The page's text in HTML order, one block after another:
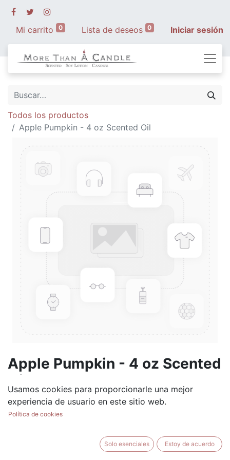
Mi carrito 0 Lista de deseos 0 Iniciar sesión
Todos los productos
Apple Pumpkin - 4 oz Scented Oil
Apple Pumpkin - 4 oz Scented
Oil
(0 reseña)
$19.99
Usamos cookies para proporcionarle una mejor
experiencia de usuario en este sitio web.
Política de cookies
Solo esenciales Estoy de acuerdo